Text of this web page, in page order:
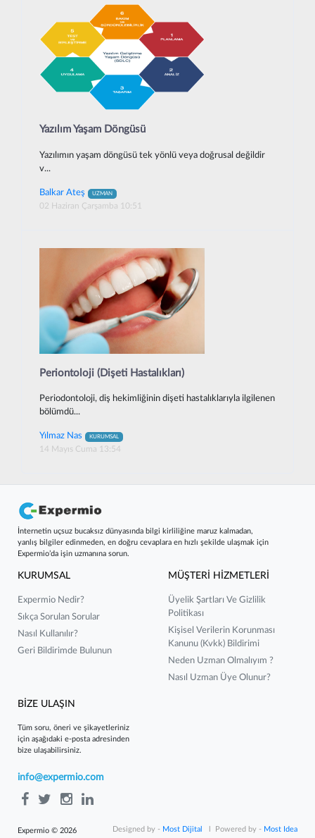
Yazılım Yaşam Döngüsü
Yazılımın yaşam döngüsü tek yönlü veya doğrusal değildir
v...
Balkar Ateş UZMAN
02 Haziran Çarşamba 10:51
Periontoloji (Dişeti Hastalıkları)
Periodontoloji, diş hekimliğinin dişeti hastalıklarıyla ilgilenen
bölümdü...
Yılmaz Nas KURUMSAL
14 Mayıs Cuma 13:54
İnternetin uçsuz bucaksız dünyasında bilgi kirliliğine maruz kalmadan,
yanlış bilgiler edinmeden, en doğru cevaplara en hızlı şekilde ulaşmak için
Expermio’da işin uzmanına sorun.
KURUMSAL
Expermio Nedir?
Sıkça Sorulan Sorular
Nasıl Kullanılır?
Geri Bildirimde Bulunun
MÜŞTERİ HİZMETLERİ
Üyelik Şartları Ve Gizlilik
Politikası
Kişisel Verilerin Korunması
Kanunu (kvkk) Bildirimi
Neden Uzman Olmalıyım ?
Nasıl Uzman Üye Olunur?
BİZE ULAŞIN
Tüm soru, öneri ve şikayetleriniz
için aşağıdaki e-posta adresinden
bize ulaşabilirsiniz.
info@expermio.com
Expermio © 2026 l Powered by - Most Idea
Designed by - Most Dijital